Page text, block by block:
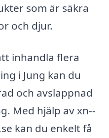
som är säkra
och djur.
inhandla flera
i Jung kan du
och avslappnad
Med hjälp av xn--
kan du enkelt få